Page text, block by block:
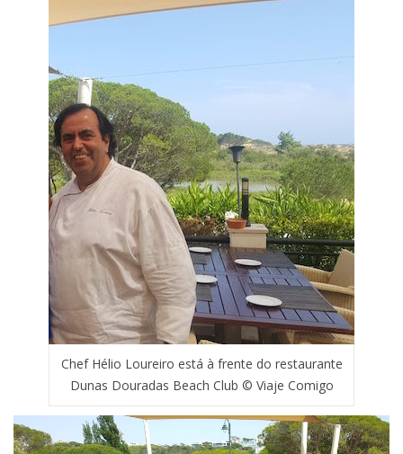
Chef Hélio Loureiro está à frente do restaurante
Dunas Douradas Beach Club © Viaje Comigo